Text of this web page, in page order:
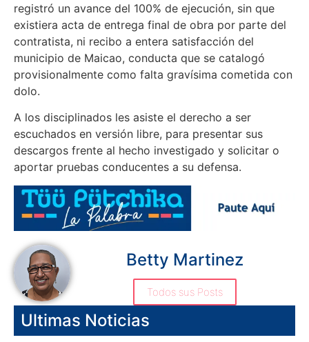
registró un avance del 100% de ejecución, sin que
existiera acta de entrega final de obra por parte del
contratista, ni recibo a entera satisfacción del
municipio de Maicao, conducta que se catalogó
provisionalmente como falta gravísima cometida con
dolo.
A los disciplinados les asiste el derecho a ser
escuchados en versión libre, para presentar sus
descargos frente al hecho investigado y solicitar o
aportar pruebas conducentes a su defensa.
Betty Martinez
Todos sus Posts
Ultimas Noticias